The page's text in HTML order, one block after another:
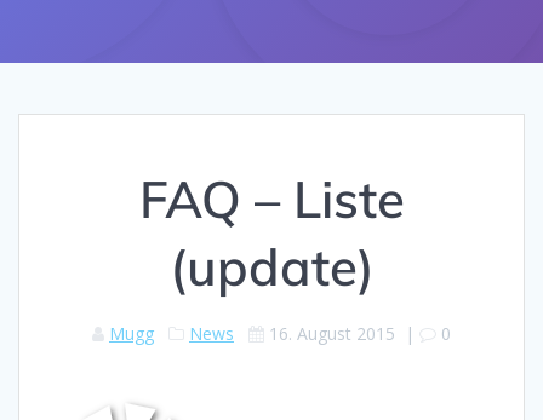
FAQ – Liste
(update)
Mugg News 16. August 2015 | 0